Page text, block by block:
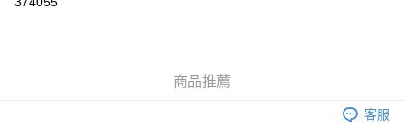
商品推薦
客服